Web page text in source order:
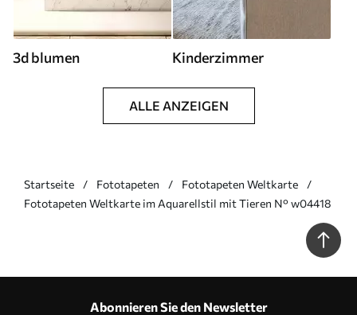
3d blumen Kinderzimmer
ALLE ANZEIGEN
Startseite Fototapeten
Fototapeten Weltkarte
Fototapeten Weltkarte im Aquarellstil mit Tieren N° w04418
Abonnieren Sie den Newsletter